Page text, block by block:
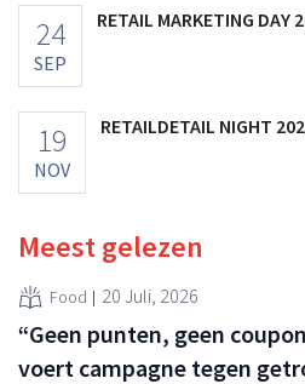
24
SEP
RETAIL MARKETING DAY
19
NOV
RETAILDETAIL NIGHT
Meest gelezen
Food 20 Juli, 2026
“Geen punten, geen
voert campagne tegen